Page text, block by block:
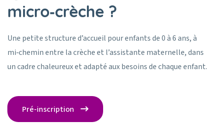
micro‑crèche ?
Une petite structure d’accueil pour enfants de 0 à 6 ans, à
mi‑chemin entre la crèche et l’assistante maternelle, dans
un cadre chaleureux et adapté aux besoins de chaque enfant.
Pré-inscription